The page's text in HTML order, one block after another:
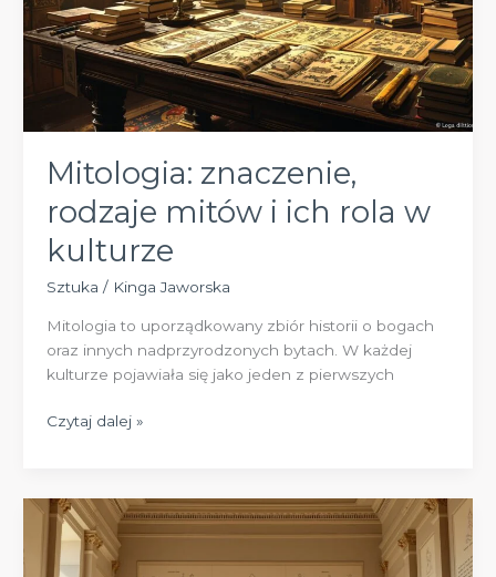
Mitologia: znaczenie,
rodzaje mitów i ich rola w
kulturze
Sztuka / Kinga Jaworska
Mitologia to uporządkowany zbiór historii o bogach
oraz innych nadprzyrodzonych bytach. W każdej
kulturze pojawiała się jako jeden z pierwszych
Mitologia:
ich
rola
Czytaj dalej »